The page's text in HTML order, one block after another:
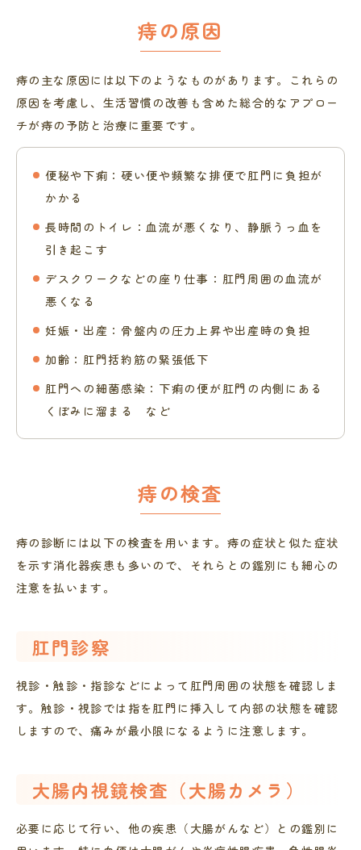
痔の原因
痔の主な原因には以下のようなものがあります。これらの
原因を考慮し、生活習慣の改善も含めた総合的なアプロー
チが痔の予防と治療に重要です。
便秘や下痢：硬い便や頻繁な排便で肛門に負担が
かかる
長時間のトイレ：血流が悪くなり、静脈うっ血を
引き起こす
デスクワークなどの座り仕事：肛門周囲の血流が
悪くなる
妊娠・出産：骨盤内の圧力上昇や出産時の負担
加齢：肛門括約筋の緊張低下
肛門への細菌感染：下痢の便が肛門の内側にある
くぼみに溜まる など
痔の検査
痔の診断には以下の検査を用います。痔の症状と似た症状
を示す消化器疾患も多いので、それらとの鑑別にも細心の
注意を払います。
肛門診察
視診・触診・指診などによって肛門周囲の状態を確認しま
す。触診・視診では指を肛門に挿入して内部の状態を確認
しますので、痛みが最小限になるように注意します。
大腸内視鏡検査（大腸カメラ）
必要に応じて行い、他の疾患（大腸がんなど）との鑑別に